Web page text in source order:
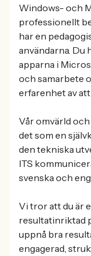
Windows- och
professionellt
har en
användarna. Du
apparna i
och samarbete
erfarenhet av
Vår omvärld
det som en
den tekniska
ITS
svenska och
Vi tror att du är
resultatinriktad
uppnå bra
engagerad,